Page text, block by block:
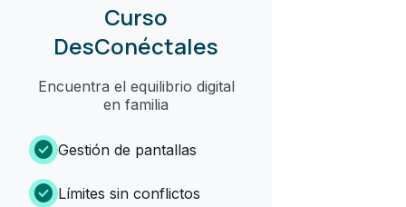
Curso
DesConéctales
Encuentra el equilibrio digital
en familia
check_circle Gestión de pantallas
check_circle Límites sin conflictos